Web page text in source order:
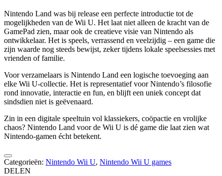
Nintendo Land was bij release een perfecte introductie tot de
mogelijkheden van de Wii U. Het laat niet alleen de kracht van de
GamePad zien, maar ook de creatieve visie van Nintendo als
ontwikkelaar. Het is speels, verrassend en veelzijdig – een game die
zijn waarde nog steeds bewijst, zeker tijdens lokale speelsessies met
vrienden of familie.
Voor verzamelaars is Nintendo Land een logische toevoeging aan
elke Wii U-collectie. Het is representatief voor Nintendo’s filosofie
rond innovatie, interactie en fun, en blijft een uniek concept dat
sindsdien niet is geëvenaard.
Zin in een digitale speeltuin vol klassiekers, coöpactie en vrolijke
chaos? Nintendo Land voor de Wii U is dé game die laat zien wat
Nintendo-gamen écht betekent.
Categorieën: Nintendo Wii U, Nintendo Wii U games
DELEN